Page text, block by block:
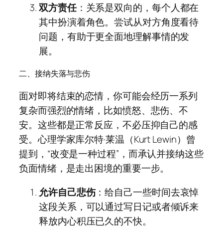
双方责任：关系是双向的，每个人都在
其中扮演着角色。尝试从对方角度看待
问题，有助于更全面地理解事情的发
展。
二、接纳失落与悲伤
面对即将结束的恋情，你可能会经历一系列
复杂而强烈的情绪，比如愤怒、悲伤、不
安。这些都是正常反应，不必压抑自己的感
受。心理学家库尔特·莱温（Kurt Lewin）曾
提到，“改变是一种过程”，而承认并接纳这些
负面情绪，是走出困境的重要一步。
允许自己悲伤：给自己一些时间去哀悼
这段关系，可以通过写日记或者倾诉来
释放内心积压已久的不快。